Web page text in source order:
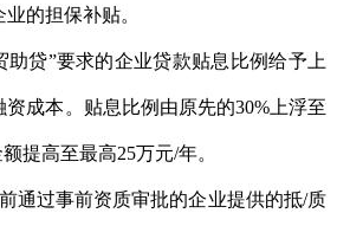
的担保补贴。
助贷”要求的企业贷款贴息比例给予上
成本。贴息比例由原先的30%上浮至
提高至最高25万元/年。
通过事前资质审批的企业提供的抵/质